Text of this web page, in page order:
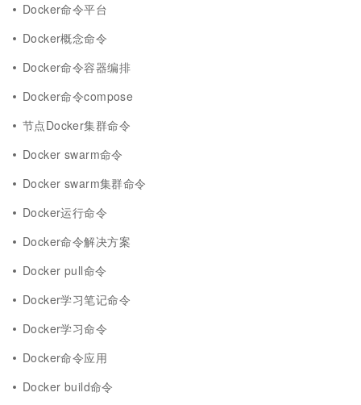
Docker命令平台
Docker概念命令
Docker命令容器编排
Docker命令compose
节点Docker集群命令
Docker swarm命令
Docker swarm集群命令
Docker运行命令
Docker命令解决方案
Docker pull命令
Docker学习笔记命令
Docker学习命令
Docker命令应用
Docker build命令